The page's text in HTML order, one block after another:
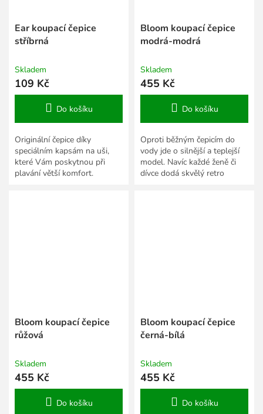
Ear koupací čepice
stříbrná
Skladem
109 Kč
Do košíku
Originální čepice díky
speciálním kapsám na uši,
které Vám poskytnou při
plavání větší komfort.
Bloom koupací čepice
modrá-modrá
Skladem
455 Kč
Do košíku
Oproti běžným čepicím do
vody jde o silnější a teplejší
model. Navíc každé ženě či
dívce dodá skvělý retro
Bloom koupací čepice
růžová
Skladem
455 Kč
Do košíku
Bloom koupací čepice
černá-bílá
Skladem
455 Kč
Do košíku